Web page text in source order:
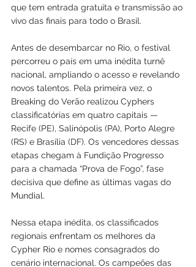
que tem entrada gratuita e transmissão ao
vivo das finais para todo o Brasil.
Antes de desembarcar no Rio, o festival
percorreu o país em uma inédita turnê
nacional, ampliando o acesso e revelando
novos talentos. Pela primeira vez, o
Breaking do Verão realizou Cyphers
classificatórias em quatro capitais —
Recife (PE), Salinópolis (PA), Porto Alegre
(RS) e Brasília (DF). Os vencedores dessas
etapas chegam à Fundição Progresso
para a chamada “Prova de Fogo”, fase
decisiva que define as últimas vagas do
Mundial.
Nessa etapa inédita, os classificados
regionais enfrentam os melhores da
Cypher Rio e nomes consagrados do
cenário internacional. Os campeões das